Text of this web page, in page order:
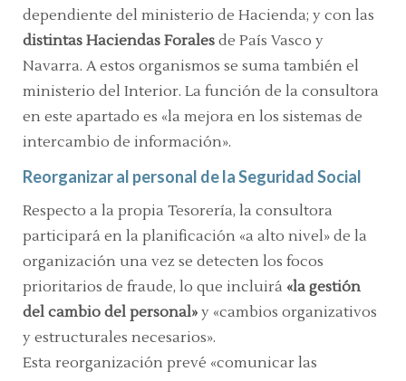
dependiente del ministerio de Hacienda; y con las
distintas Haciendas Forales de País Vasco y
Navarra. A estos organismos se suma también el
ministerio del Interior. La función de la consultora
en este apartado es «la mejora en los sistemas de
intercambio de información».
Reorganizar al personal de la Seguridad Social
Respecto a la propia Tesorería, la consultora
participará en la planificación «a alto nivel» de la
organización una vez se detecten los focos
prioritarios de fraude, lo que incluirá «la gestión
del cambio del personal» y «cambios organizativos
y estructurales necesarios».
Esta reorganización prevé «comunicar las